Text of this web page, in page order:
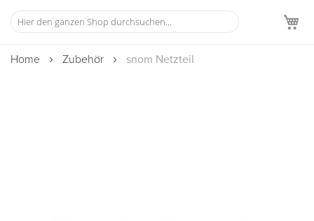
Home Zubehör snom Netzteil